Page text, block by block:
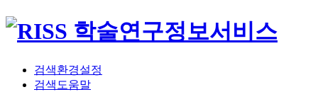
검색환경설정
검색도움말